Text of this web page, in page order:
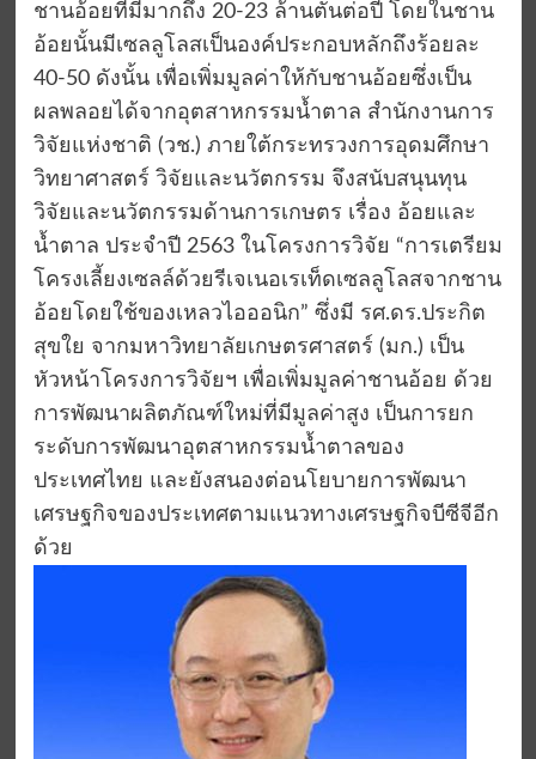
ชานอ้อยที่มีมากถึง 20-23 ล้านตันต่อปี โดยในชาน
อ้อยนั้นมีเซลลูโลสเป็นองค์ประกอบหลักถึงร้อยละ
40-50 ดังนั้น เพื่อเพิ่มมูลค่าให้กับชานอ้อยซึ่งเป็น
ผลพลอยได้จากอุตสาหกรรมน้ำตาล สำนักงานการ
วิจัยแห่งชาติ (วช.) ภายใต้กระทรวงการอุดมศึกษา
วิทยาศาสตร์ วิจัยและนวัตกรรม จึงสนับสนุนทุน
วิจัยและนวัตกรรมด้านการเกษตร เรื่อง อ้อยและ
น้ำตาล ประจำปี 2563 ในโครงการวิจัย “การเตรียม
โครงเลี้ยงเซลล์ด้วยรีเจเนอเรเท็ดเซลลูโลสจากชาน
อ้อยโดยใช้ของเหลวไอออนิก” ซึ่งมี รศ.ดร.ประกิต
สุขใย จากมหาวิทยาลัยเกษตรศาสตร์ (มก.) เป็น
หัวหน้าโครงการวิจัยฯ เพื่อเพิ่มมูลค่าชานอ้อย ด้วย
การพัฒนาผลิตภัณฑ์ใหม่ที่มีมูลค่าสูง เป็นการยก
ระดับการพัฒนาอุตสาหกรรมน้ำตาลของ
ประเทศไทย และยังสนองต่อนโยบายการพัฒนา
เศรษฐกิจของประเทศตามแนวทางเศรษฐกิจบีซีจีอีก
ด้วย